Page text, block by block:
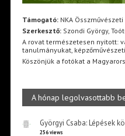
Támogató:NKA
Szerkesztő:Szondi György,
A rovat természetesen nyitott:
tanulmányukat,
Köszönjük a fotókat a
A hónap legolvasottabb
Györgyi Csaba: Lépések
256 views